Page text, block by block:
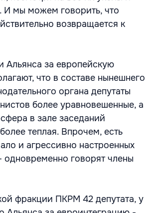
И мы можем говорить, что
возвращается к
Альянса за европейскую
что в составе нынешнего
органа депутаты
более уравновешенные, а
в зале заседаний
теплая. Впрочем, есть
и агрессивно настроенных
одновременно говорят члены
фракции ПКРМ 42 депутата, у